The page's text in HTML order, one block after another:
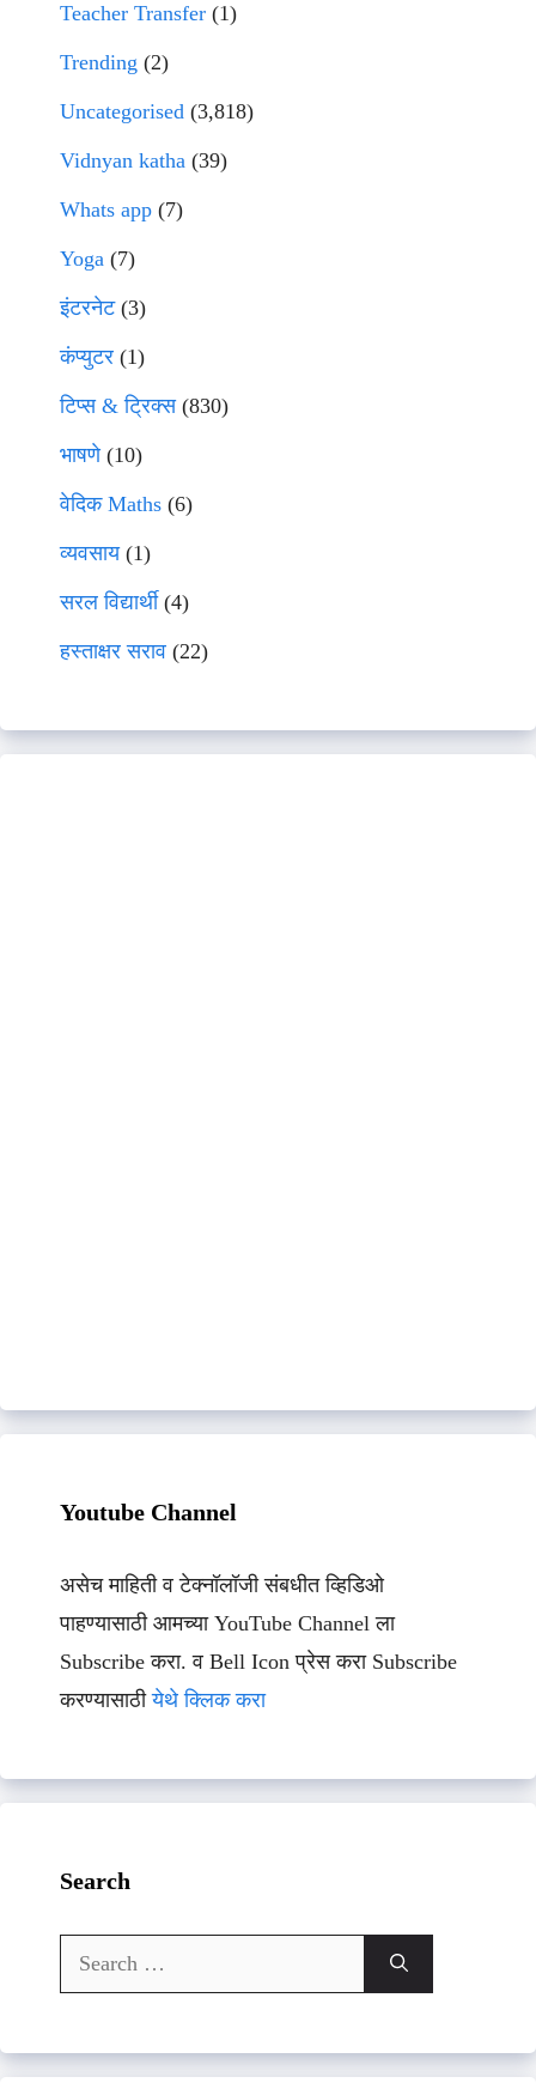
Teacher Transfer (1)
Trending (2)
Uncategorised (3,818)
Vidnyan katha (39)
Whats app (7)
Yoga (7)
इंटरनेट(3)
कंप्युटर (1)
टिप्स & ट्रिक्स(830)
भाषणे(10)
वेदिक Maths (6)
व्यवसाय(1)
सरल विद्यार्थी(4)
हस्ताक्षर सराव (22)
Youtube Channel
असेच माहिती व टेक्नॉलॉजी संबधीत व्हिडिओ
पाहण्यासाठी आमच्या YouTube Channel ला
Subscribe करा. व Bell Icon प्रेस करा Subscribe
करण्यासाठीयेथे क्लिक करा
Search
Search
for: